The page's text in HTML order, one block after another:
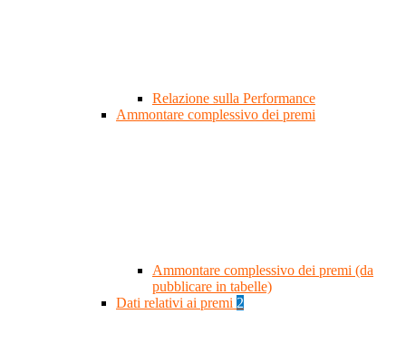
Relazione sulla Performance
Ammontare complessivo dei premi
Ammontare complessivo dei premi (da
pubblicare in tabelle)
Dati relativi ai premi 2